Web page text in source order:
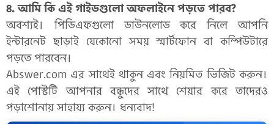
৪. আমি কি এই গাইডগুলো অফলাইনে পড়তে পারব?
অবশ্যই। পিডিএফগুলো ডাউনলোড করে নিলে আপনি
ইন্টারনেট ছাড়াই যেকোনো সময় স্মার্টফোন বা কম্পিউটারে
পড়তে পারবেন।
Abswer.com এর সাথেই থাকুন এবং নিয়মিত ভিজিট করুন।
এই পোস্টটি আপনার বন্ধুদের সাথে শেয়ার করে তাদেরও
পড়াশোনায় সাহায্য করুন। ধন্যবাদ!